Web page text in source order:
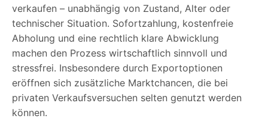
verkaufen – unabhängig von Zustand, Alter oder
technischer Situation. Sofortzahlung, kostenfreie
Abholung und eine rechtlich klare Abwicklung
machen den Prozess wirtschaftlich sinnvoll und
stressfrei. Insbesondere durch Exportoptionen
eröffnen sich zusätzliche Marktchancen, die bei
privaten Verkaufsversuchen selten genutzt werden
können.